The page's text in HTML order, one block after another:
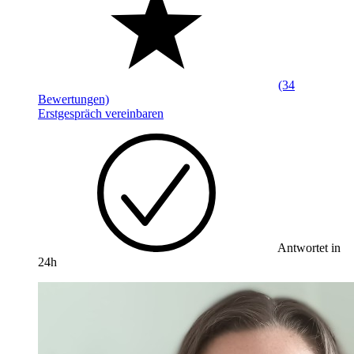
(34
Bewertungen)
Erstgespräch vereinbaren
Antwortet in
24h